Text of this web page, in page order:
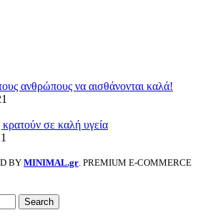
ανθρώπους να αισθάνονται καλά!
σε καλή υγεία
BY MINIMAL.gr. PREMIUM E-COMMERCE
Search